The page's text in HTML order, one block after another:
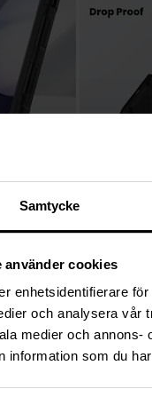
Samtycke
använder cookies
enhetsidentifierare
och analysera vår
medier och annons-
information som du